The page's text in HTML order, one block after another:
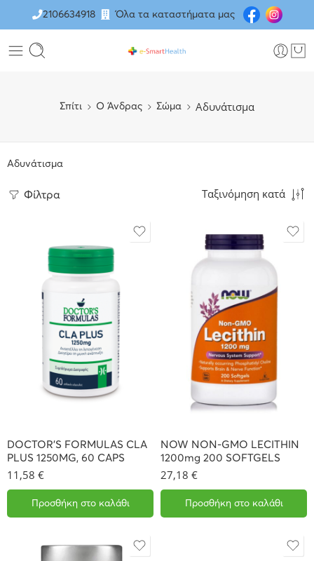
2106634918 Όλα τα καταστήματα μας
Σπίτι O Άνδρας Σώμα Αδυνάτισμα
Αδυνάτισμα
Φίλτρα Ταξινόμηση κατά
DOCTOR’S FORMULAS CLA
PLUS 1250MG, 60 CAPS
11,58 €
Προσθήκη στο καλάθι
NOW NON-GMO LECITHIN
1200mg 200 SOFTGELS
27,18 €
Προσθήκη στο καλάθι